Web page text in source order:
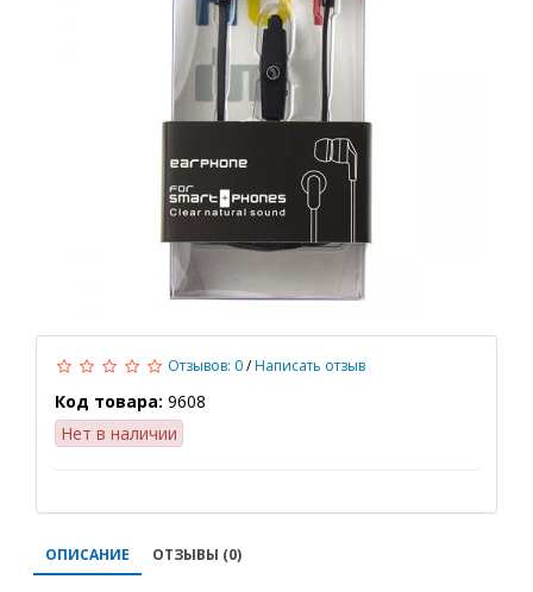
Отзывов: 0/Написать отзыв
Код товара: 9608
Нет в наличии
ОПИСАНИЕ ОТЗЫВЫ (0)